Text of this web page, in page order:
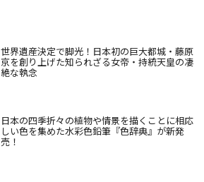
世界遺産決定で脚光！日本初の巨大都城・藤原
京を創り上げた知られざる女帝・持統天皇の凄
絶な執念
日本の四季折々の植物や情景を描くことに相応
しい色を集めた水彩色鉛筆『色辞典』が新発
売！